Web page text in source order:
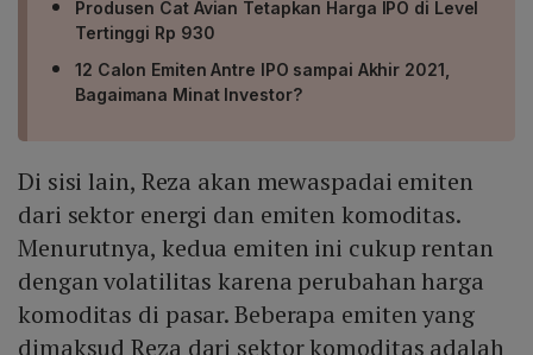
Produsen Cat Avian Tetapkan Harga IPO di Level
Tertinggi Rp 930
12 Calon Emiten Antre IPO sampai Akhir 2021,
Bagaimana Minat Investor?
Di sisi lain, Reza akan mewaspadai emiten
dari sektor energi dan emiten komoditas.
Menurutnya, kedua emiten ini cukup rentan
dengan volatilitas karena perubahan harga
komoditas di pasar. Beberapa emiten yang
dimaksud Reza dari sektor komoditas adalah